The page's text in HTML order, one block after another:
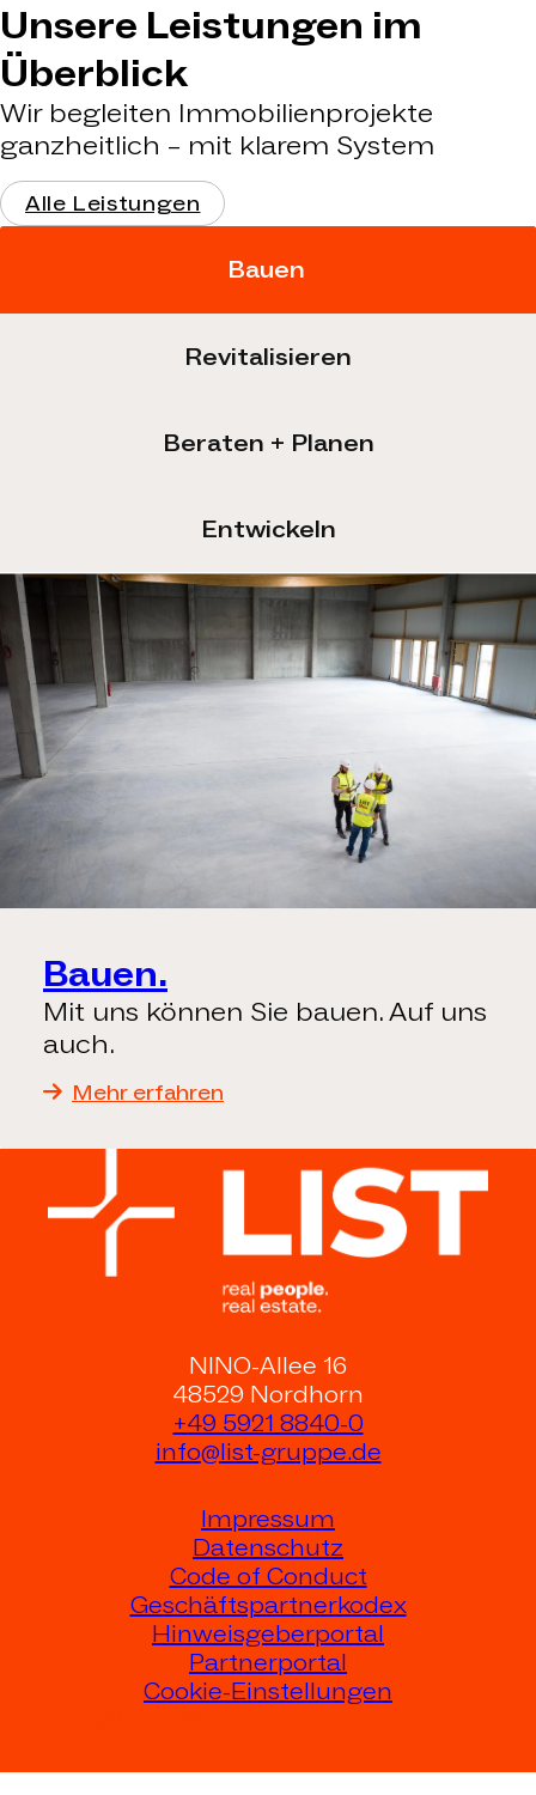
Unsere Leistungen im
Überblick
Wir begleiten Immobilienprojekte
ganzheitlich – mit klarem System
Alle Leistungen
Bauen
Revitalisieren
Beraten + Planen
Entwickeln
Bauen.
Mit uns können Sie bauen. Auf uns
auch.
Mehr erfahren
NINO-Allee 16
48529 Nordhorn
+49 5921 8840-0
info@list-gruppe.de
Impressum
Datenschutz
Code of Conduct
Geschäftspartnerkodex
Hinweisgeberportal
Partnerportal
Cookie-Einstellungen